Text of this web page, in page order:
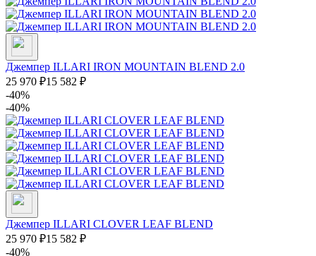
Джемпер ILLARI IRON MOUNTAIN BLEND 2.0
25 970 ₽15 582 ₽
-40%
-40%
Джемпер ILLARI CLOVER LEAF BLEND
25 970 ₽15 582 ₽
-40%